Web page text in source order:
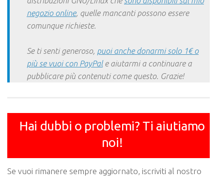
negozio online, quelle mancanti possono essere
comunque richieste.
Se ti senti generoso, puoi anche donarmi solo 1€ o
più se vuoi con PayPale aiutarmi a continuare a
pubblicare più contenuti come questo. Grazie!
Hai dubbi o problemi? Ti aiutiamo
noi!
Se vuoi rimanere sempre aggiornato, iscriviti al nostro